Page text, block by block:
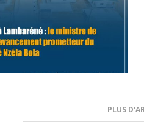
PLUS